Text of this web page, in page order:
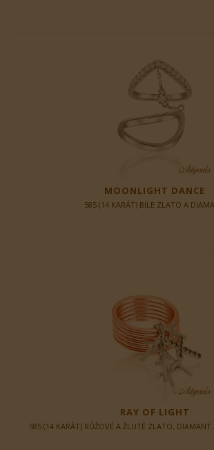
MOONLIGHT DANCE
585 (14 KARÁT) BILE ZLATO A
RAY OF LIGHT
585 (14 KARÁT) RŮŽOVÉ A ŽLUTÉ ZLATO, DIAMANT